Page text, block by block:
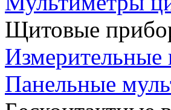
Щитовые
Измерительные
Панельные